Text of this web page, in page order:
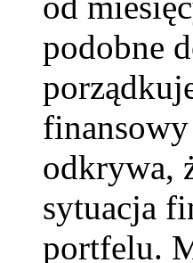
podobne
odkrywa,
sytuacja
portfelu.